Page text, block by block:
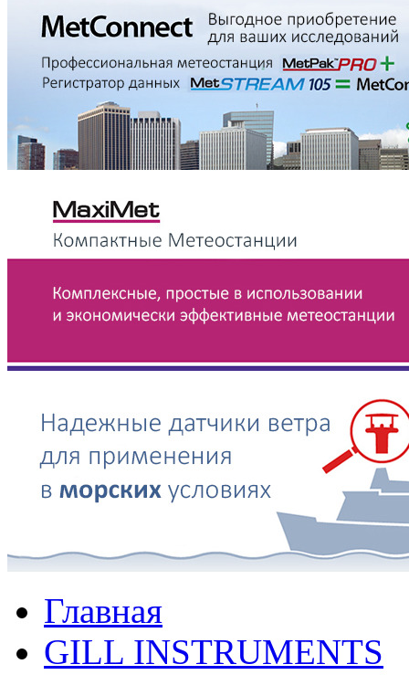
Главная
GILL INSTRUMENTS